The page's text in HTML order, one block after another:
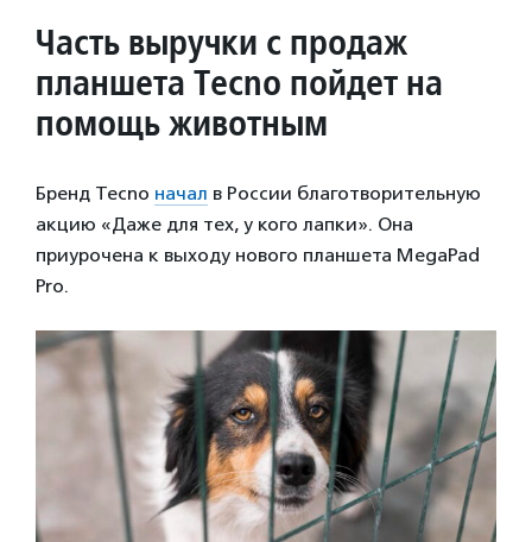
Часть выручки с продаж
планшета Tecno пойдет на
помощь животным
Бренд Tecno начал в России благотворительную
акцию «Даже для тех, у кого лапки». Она
приурочена к выходу нового планшета MegaPad
Pro.